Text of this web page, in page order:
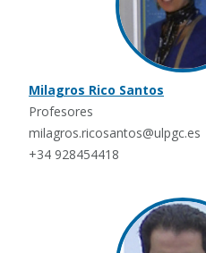
Milagros Rico Santos
Profesores
milagros.ricosantos@ulpgc.es
+34 928454418